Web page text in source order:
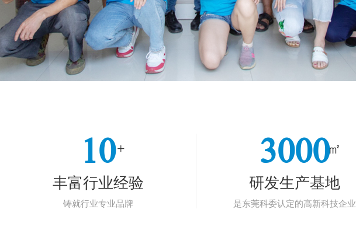
10+
丰富行业经验
铸就行业专业品牌
3000㎡
研发生产基地
是东莞科委认定的高新科技企业